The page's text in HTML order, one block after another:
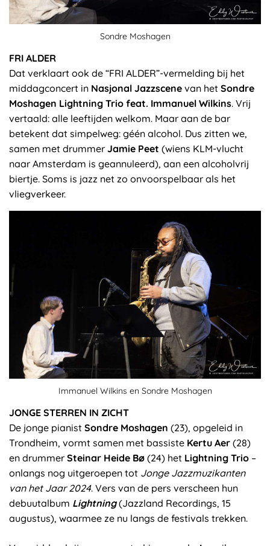
Sondre Moshagen
FRI ALDER
Dat verklaart ook de “FRI ALDER”-vermelding bij het
middagconcert in Nasjonal Jazzscene van het Sondre
Moshagen Lightning Trio feat. Immanuel Wilkins. Vrij
vertaald: alle leeftijden welkom. Maar aan de bar
betekent dat simpelweg: géén alcohol. Dus zitten we,
samen met drummer Jamie Peet (wiens KLM-vlucht
naar Amsterdam is geannuleerd), aan een alcoholvrij
biertje. Soms is jazz net zo onvoorspelbaar als het
vliegverkeer.
Immanuel Wilkins en Sondre Moshagen
JONGE STERREN IN ZICHT
De jonge pianist Sondre Moshagen (23), opgeleid in
Trondheim, vormt samen met bassiste Kertu Aer (28)
en drummer Steinar Heide Bø (24) het Lightning Trio –
onlangs nog uitgeroepen tot Jonge Jazzmuzikanten
van het Jaar 2024. Vers van de pers verscheen hun
debuutalbum Lightning(Jazzland Recordings, 15
augustus), waarmee ze nu langs de festivals trekken.